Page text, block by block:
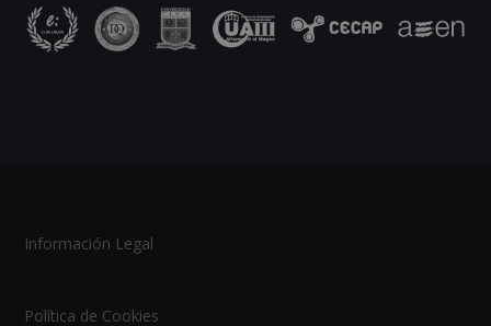
Información Legal
Política de Cookies